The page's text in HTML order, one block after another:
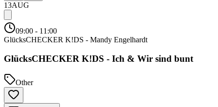
13AUG
09:00 - 11:00
GlücksCHECKER K!DS - Mandy Engelhardt
GlücksCHECKER K!DS - Ich & Wir sind bunt
Other